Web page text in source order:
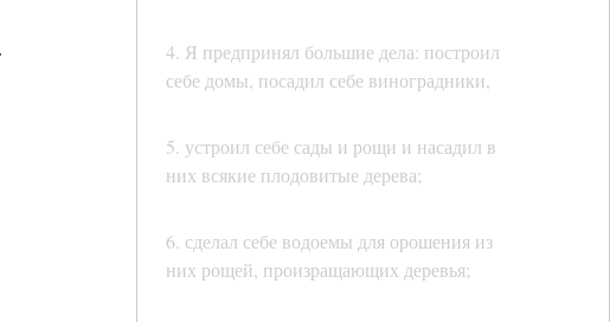
4. Я предпринял большие дела: построил
себе домы, посадил себе виноградники,
5. устроил себе сады и рощи и насадил в
них всякие плодовитые дерева;
6. сделал себе водоемы для орошения из
них рощей, произращающих деревья;